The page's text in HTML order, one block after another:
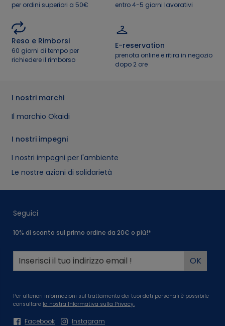
per ordini superiori a 50€ entro 4-5 giorni lavorativi
Reso e Rimborsi
60 giorni di tempo per
richiedere il rimborso
E-reservation
prenota online e ritira in negozio
dopo 2 ore
I nostri marchi
Il marchio Okaidi
I nostri impegni
I nostri impegni per l'ambiente
Le nostre azioni di solidarietà
Seguici
10% di sconto sul primo ordine da 20€ o più!*
Per ulteriori informazioni sul trattamento dei tuoi dati personali è possibile
consultare la nostra Informativa sulla Privacy.
Facebook Instagram